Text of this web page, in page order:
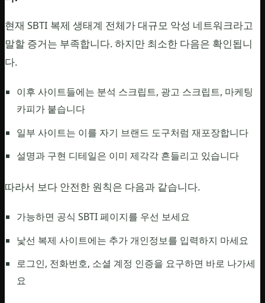
현재 SBTI 복제 생태계 전체가 대규모 악성 네트워크라고
말할 증거는 부족합니다. 하지만 최소한 다음은 확인됩니
다.
이후 사이트들에는 분석 스크립트, 광고 스크립트, 마케팅
카피가 붙습니다
일부 사이트는 이를 자기 브랜드 도구처럼 재포장합니다
설명과 구현 디테일은 이미 제각각 흔들리고 있습니다
따라서 보다 안전한 원칙은 다음과 같습니다.
가능하면 공식 SBTI 페이지를 우선 보세요
낯선 복제 사이트에는 추가 개인정보를 입력하지 마세요
로그인, 전화번호, 소셜 계정 인증을 요구하면 바로 나가세
요